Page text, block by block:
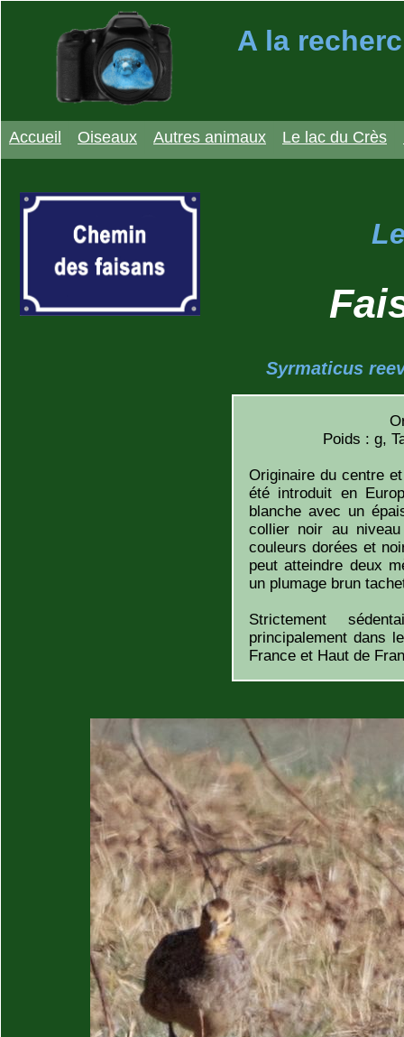
A la
Accueil Oiseaux Autres animaux Le lac du Crès
Syrmaticus
Poids : g,
Originaire du centre
été introduit en
blanche avec un
collier noir au
couleurs dorées et
peut atteindre deux
un plumage brun
Strictement
principalement dans
France et Haut de